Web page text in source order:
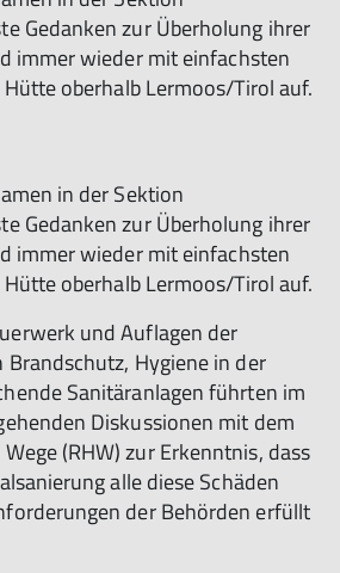
Gedanken zur Überholung ihrer
immer wieder mit einfachsten
oberhalb Lermoos/Tirol auf.
in der Sektion
Gedanken zur Überholung ihrer
immer wieder mit einfachsten
oberhalb Lermoos/Tirol auf.
und Auflagen der
Brandschutz, Hygiene in der
Sanitäranlagen führten im
Diskussionen mit dem
(RHW) zur Erkenntnis, dass
alle diese Schäden
der Behörden erfüllt